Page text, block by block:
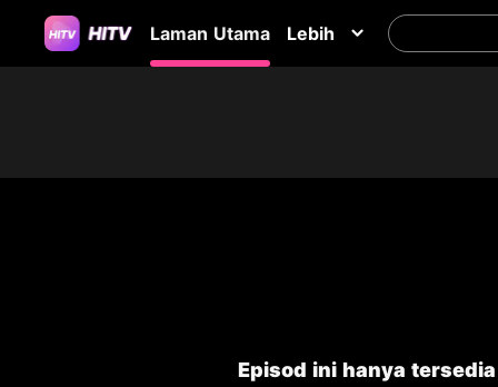
Laman Utama Lebih
Episod ini hanya